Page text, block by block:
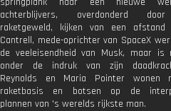
achterblijvers, overdonderd
raketgeweld, kijken van een
Cantrell, mede-oprichter van SpaceX
de veeleisendheid van Musk, maar is
onder de indruk van zijn
Reynolds en Maria Pointer wonen
raketbasis en botsen op de
plannen van 's werelds rijkste man.